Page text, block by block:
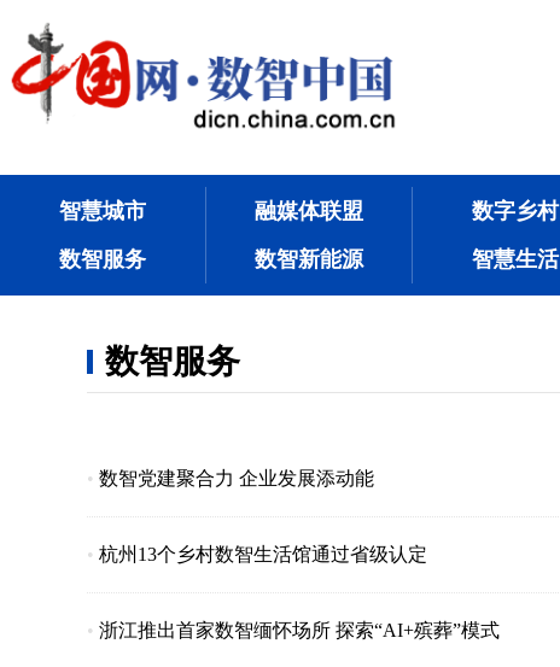
智慧城市 融媒体联盟 数字乡村
数智服务
数智新能源 智慧生活
数智服务
• 数智党建聚合力 企业发展添动能
• 杭州13个乡村数智生活馆通过省级认定
• 浙江推出首家数智缅怀场所 探索“AI+殡葬”模式